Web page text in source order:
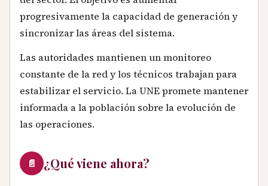
progresivamente la capacidad de generación y
sincronizar las áreas del sistema.
Las autoridades mantienen un monitoreo
constante de la red y los técnicos trabajan para
estabilizar el servicio. La UNE promete mantener
informada a la población sobre la evolución de
las operaciones.
📄 ¿Qué viene ahora?